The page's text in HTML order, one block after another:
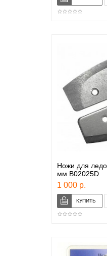
Ножи для
мм B02025D
1 000 р.